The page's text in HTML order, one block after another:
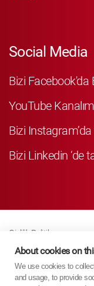
Social Media
Bizi Facebook'da
YouTube
Bizi
Bizi Linkedin ‘de
Gizlilik Politikası
Business Partner Privacy
Çerez Poli̇ti̇kasi
Modern Slavery Act
About cookies on
We use cookies to
and usage, to provide